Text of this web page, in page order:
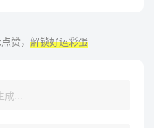
赞， 解锁好运彩蛋